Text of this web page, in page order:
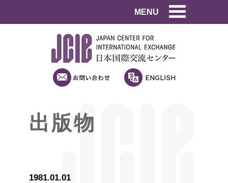
MENU
出版物
1981.01.01